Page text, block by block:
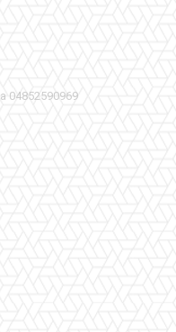
04852590969